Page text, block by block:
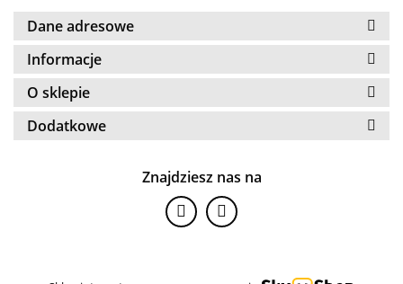
Dane adresowe
Informacje
O sklepie
Dodatkowe
Znajdziesz nas na